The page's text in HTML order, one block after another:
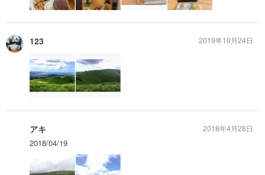
123 2019年10月24日
アキ
2018/04/19
2018年4月28日